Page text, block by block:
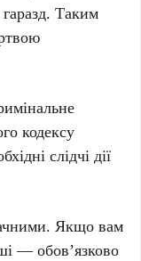
Таким
кодексу
слідчі дії
Якщо вам
— обов’язково